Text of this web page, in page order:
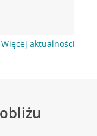
Więcej aktualności